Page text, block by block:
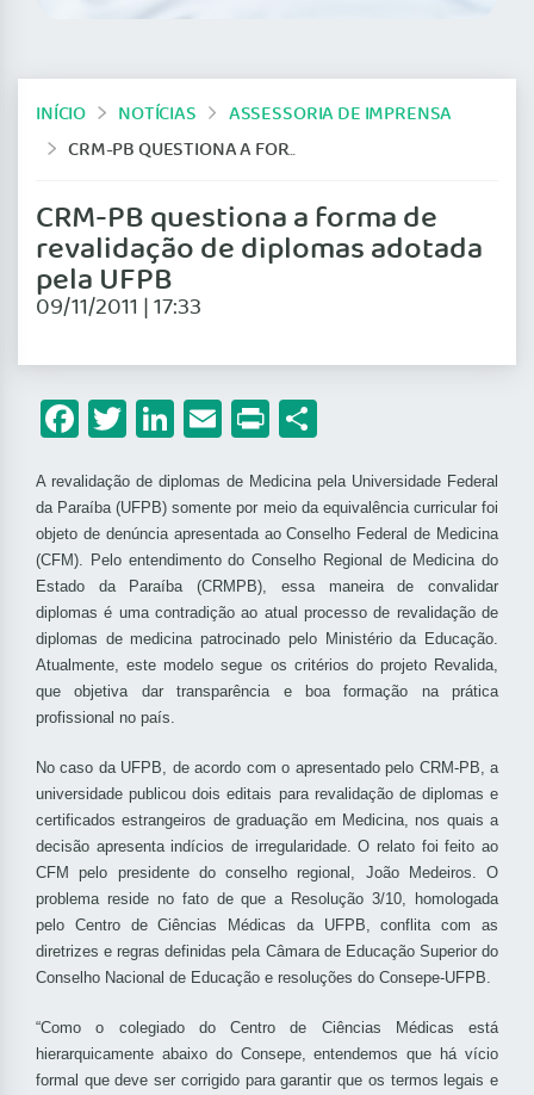
INÍCIO NOTÍCIAS
ASSESSORIA DE IMPRENSA
CRM-PB QUESTIONA A FORMA DE REVALIDAÇÃO DE DIPLOMAS ADOTADA PELA UFPB
CRM-PB questiona a forma de
revalidação de diplomas adotada
pela UFPB
09/11/2011 | 17:33
Facebook
Twitter
LinkedIn
Email
Print
A revalidação de diplomas de Medicina pela Universidade Federal
da Paraíba (UFPB) somente por meio da equivalência curricular foi
objeto de denúncia apresentada ao Conselho Federal de Medicina
(CFM). Pelo entendimento do Conselho Regional de Medicina do
Estado da Paraíba (CRMPB), essa maneira de convalidar
diplomas é uma contradição ao atual processo de revalidação de
diplomas de medicina patrocinado pelo Ministério da Educação.
Atualmente, este modelo segue os critérios do projeto Revalida,
que objetiva dar transparência e boa formação na prática
profissional no país.
No caso da UFPB, de acordo com o apresentado pelo CRM-PB, a
universidade publicou dois editais para revalidação de diplomas e
certificados estrangeiros de graduação em Medicina, nos quais a
decisão apresenta indícios de irregularidade. O relato foi feito ao
CFM pelo presidente do conselho regional, João Medeiros. O
problema reside no fato de que a Resolução 3/10, homologada
pelo Centro de Ciências Médicas da UFPB, conflita com as
diretrizes e regras definidas pela Câmara de Educação Superior do
Conselho Nacional de Educação e resoluções do Consepe-UFPB.
“Como o colegiado do Centro de Ciências Médicas está
hierarquicamente abaixo do Consepe, entendemos que há vício
formal que deve ser corrigido para garantir que os termos legais e